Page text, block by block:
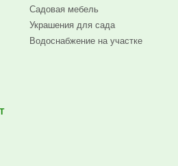
Проектирование участка
Садовая мебель
Украшения для сада